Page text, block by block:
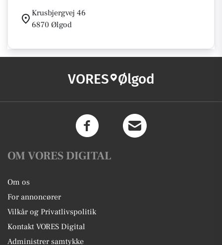
Krusbjergvej 46
6870 Ølgod
VORES Ølgod
OM VORES DIGITAL
Om os
For annoncører
Vilkår og Privatlivspolitik
Kontakt VORES Digital
Administrer samtykke